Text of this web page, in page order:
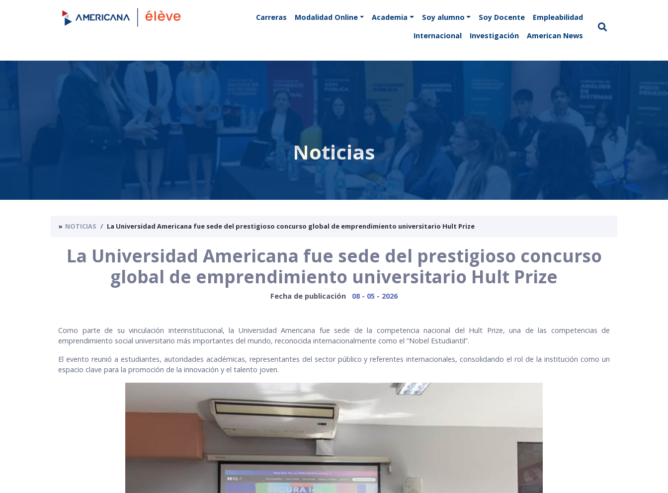
Carreras Modalidad Online Academia Soy alumno Soy Docente
Empleabilidad
Internacional
Investigación American News
Noticias
NOTICIAS La Universidad Americana fue sede del prestigioso concurso global de emprendimiento universitario Hult Prize
La Universidad Americana fue sede del prestigioso concurso
global de emprendimiento universitario Hult Prize
Fecha de publicación 08 - 05 - 2026
Como parte de su vinculación interinstitucional, la Universidad Americana fue sede de la competencia nacional del Hult Prize, una de las competencias de
emprendimiento social universitario más importantes del mundo, reconocida internacionalmente como el “Nobel Estudiantil”.
El evento reunió a estudiantes, autoridades académicas, representantes del sector público y referentes internacionales, consolidando el rol de la institución como un
espacio clave para la promoción de la innovación y el talento joven.